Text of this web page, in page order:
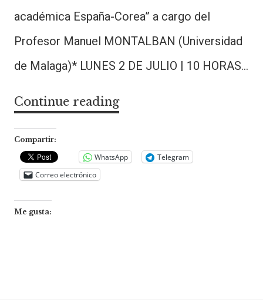
académica España-Corea” a cargo del
Profesor Manuel MONTALBAN (Universidad
de Malaga)* LUNES 2 DE JULIO | 10 HORAS…
Continue readingInterculturalidad
en
Compartir:
WhatsApp
Telegram
Correo electrónico
Me gusta: